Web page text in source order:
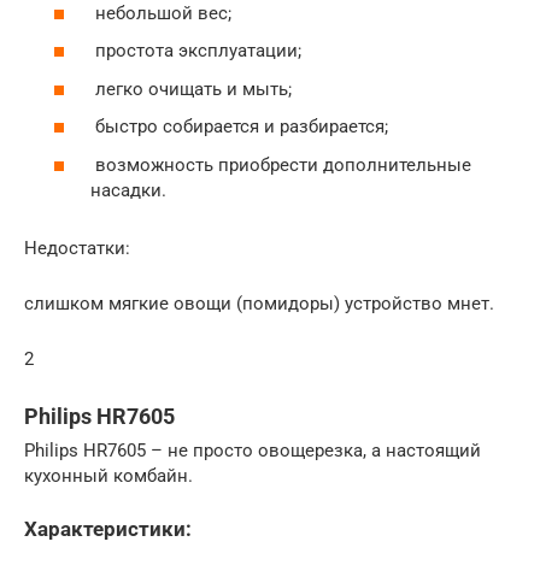
небольшой вес;
простота эксплуатации;
легко очищать и мыть;
быстро собирается и разбирается;
возможность приобрести дополнительные
насадки.
Недостатки:
слишком мягкие овощи (помидоры) устройство мнет.
2
Philips HR7605
Philips HR7605 – не просто овощерезка, а настоящий
кухонный комбайн.
Характеристики: